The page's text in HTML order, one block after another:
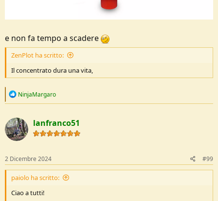
e non fa tempo a scadere
ZenPlot ha scritto:
Il concentrato dura una vita,
R
c
t
i
o
s
:
NinjaMargaro
lanfranco51
2 Dicembre 2024 #99
paiolo ha scritto:
Ciao a tutti!